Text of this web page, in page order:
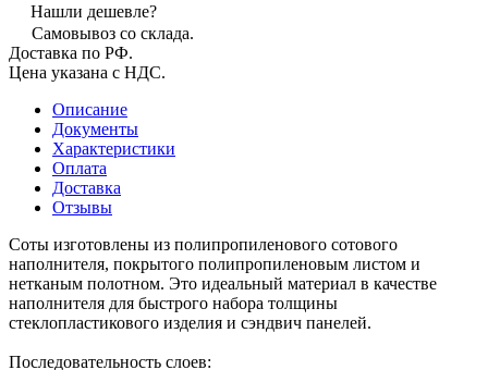
Нашли дешевле?
Самовывоз со склада.
Доставка по РФ.
Цена указана с НДС.
Описание
Документы
Характеристики
Оплата
Доставка
Отзывы
Соты изготовлены из полипропиленового сотового
наполнителя, покрытого полипропиленовым листом и
нетканым полотном. Это идеальный материал в качестве
наполнителя для быстрого набора толщины
стеклопластикового изделия и сэндвич панелей.
Последовательность слоев: